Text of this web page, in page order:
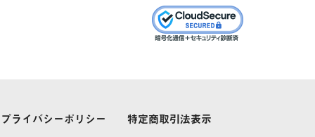
プライバシーポリシー 特定商取引法表示